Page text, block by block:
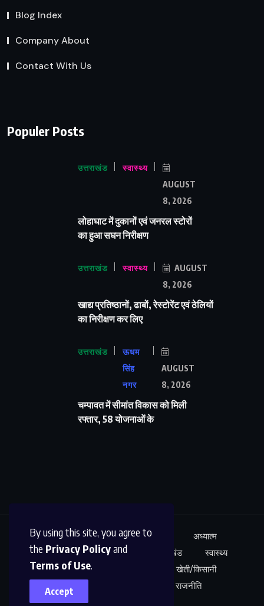
By using this site, you agree to
the Privacy Policyand
Terms of Use.
Accept
Blog Index
Company About
Contact With Us
Populer Posts
उत्तराखंड स्वास्थ्य
AUGUST
8, 2026
लोहाघाट में दुकानों एवं जनरल स्टोरों
का हुआ सघन निरीक्षण
उत्तराखंड स्वास्थ्य
AUGUST
8, 2026
खाद्य प्रतिष्ठानों, ढाबों, रेस्टोरेंट एवं ठेलियों
का निरीक्षण कर लिए
उत्तराखंड
ऊधम
सिंह
नगर
AUGUST
8, 2026
चम्पावत में सीमांत विकास को मिली
रफ्तार, 58 योजनाओं के
ऊधम सिंह नगर अंतर्राष्ट्रीय
अध्यात्म
कारोबार
अपराध साहित्य उत्तराखंड
स्वास्थ्य
नेशनल न्यूज़
खेल
खेती/किसानी
शोध/आविष्कार
राजनीति